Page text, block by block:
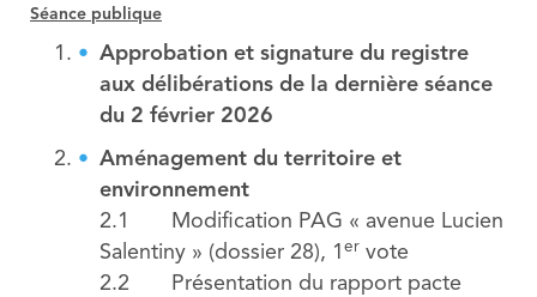
Séance publique
Approbation et signature du registre
aux délibérations de la dernière séance
du 2 février 2026
Aménagement du territoire et
environnement
2.1 Modification PAG « avenue Lucien
Salentiny » (dossier 28), 1 er vote
2.2 Présentation du rapport pacte